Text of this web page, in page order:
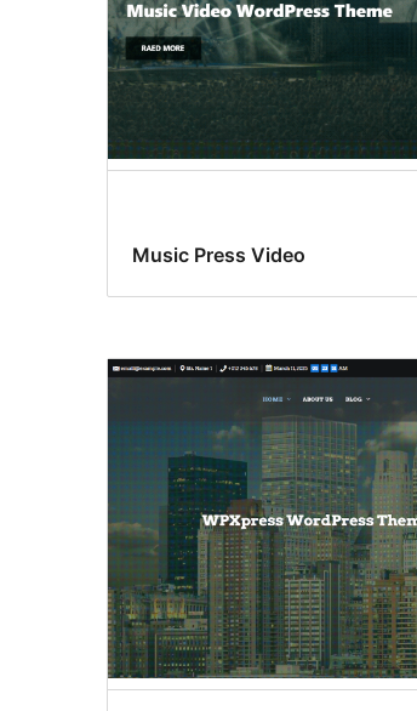
Music Press Video